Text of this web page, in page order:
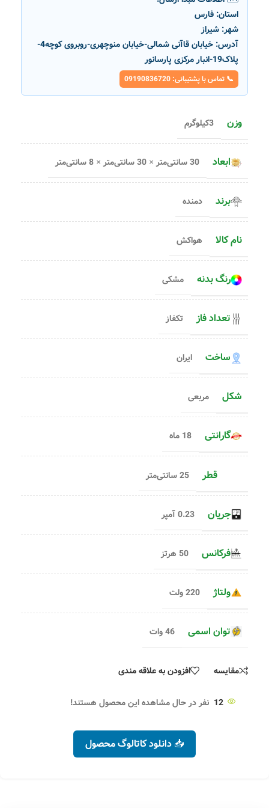
استان: فارس
شهر: شیراز
آدرس:
خیابان قاآنی شمالی-خیابان منوچهری-روبروی کوچه4-
پلاک19-انبار مرکزی پارسانور
📞 تماس با پشتیبانی: 09190836720
وزن 3کیلوگرم
ابعاد 30 سانتی‌متر × 30 سانتی‌متر × 8 سانتی‌متر
برند دمنده
نام کالا هواکش
رنگ بدنه مشکی
تعداد فاز تکفاز
ساخت ایران
شکل مربعی
گارانتی 18 ماه
قطر 25 سانتی‌متر
جریان 0.23 آمپر
فرکانس 50 هرتز
ولتاژ 220 ولت
توان اسمی 46 وات
مقایسه افزودن به علاقه مندی
12 نفر در حال مشاهده این محصول هستند!
📥 دانلود کاتالوگ محصول